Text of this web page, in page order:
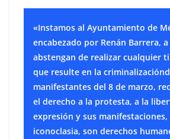
«Instamos al Ayuntamiento de
encabezado por Renán Barrera,
abstengan de realizar cualquier
que resulte en la
manifestantes del 8 de marzo,
el derecho a la protesta, a la
expresión y sus manifestaciones,
iconoclasia, son derechos